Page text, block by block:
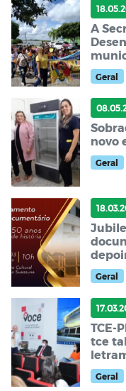
A
Geral
novo
Geral
do
Geral
TCE-
tce
Geral